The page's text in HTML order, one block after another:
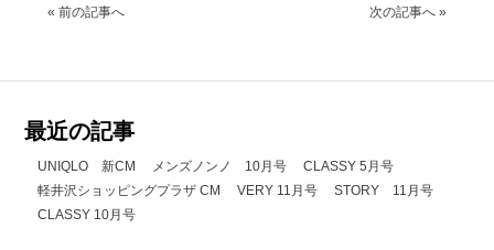
次の記事へ »
« 前の記事へ
最近の記事
UNIQLO 新CM メンズノンノ 10月号
CLASSY 5月号
軽井沢ショッピングプラザ CM
VERY 11月号
STORY 11月号
CLASSY 10月号